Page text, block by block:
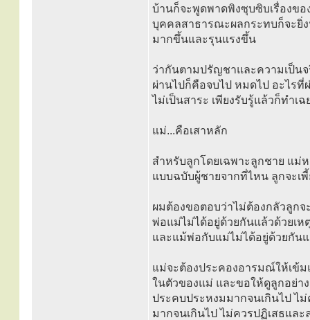
บ้านก็จะพูดพาดพิงซุบซิบเรื่องขอ
บุคคลสาธารณะผลกระทบก็จะยิ่
มากขึ้นและรุนแรงขึ้น
ว่ากันตามปรัญชาและความเป็น
ผ่านไปก็คือจบไป หมดไป อะไรที่
ไม่เป็นสาระ เพียงรับรู้แล้วก็ทำเ
แม่...คือเสาหลัก
สำหรับลูกโดยเฉพาะลูกชาย แม่
แบบฉบับผู้ชายจากที่ไหน ลูกจะเ
ผมต้องขอตอบว่าไม่ต้องกลัวลูกจ
พ่อแม่ไม่ได้อยู่ด้วยกันแล้วด้วยเห
และแม้พ่อกับแม่ไม่ได้อยู่ด้วยกัน
แม่จะต้องประคองอารมณ์ให้เข้
ในตัวของแม่ และขอให้ดูลูกอย่า
ประคบประหงมมากจนเกินไป ไ
มากจนเกินไป ไม่ควรปฏิเสธและ